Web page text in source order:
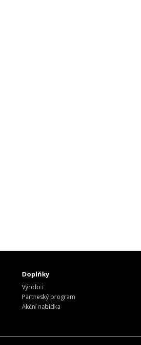
Doplňky
Výrobci
Partneský program
Akční nabídka